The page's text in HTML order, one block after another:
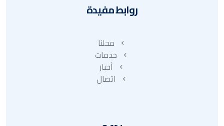
روابط مفيدة
محلنا
خدمات
أخبار
اتصال